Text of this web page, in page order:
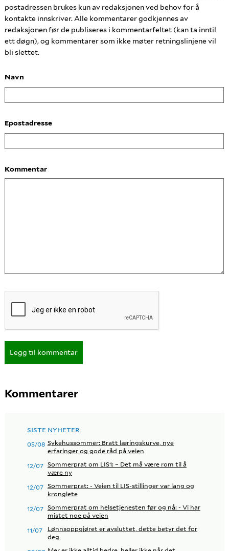
postadressen brukes kun av redaksjonen ved behov for å
kontakte innskriver. Alle kommentarer godkjennes av
redaksjonen før de publiseres i kommentarfeltet (kan ta inntil
ett døgn), og kommentarer som ikke møter retningslinjene vil
bli slettet.
Navn
Epostadresse
Kommentar
Legg til kommentar
Kommentarer
SISTE NYHETER
05/08 Sykehussommer: Bratt læringskurve, nye
erfaringer og gode råd på veien
12/07 Sommerprat om LIS1: – Det må være rom til å
være ny
12/07 Sommerprat: - Veien til LIS-stillinger var lang og
kronglete
12/07 Sommerprat om helsetjenesten før og nå: - Vi har
mistet noe på veien
11/07
Lønnsoppgjøret er avsluttet, dette betyr det for
deg